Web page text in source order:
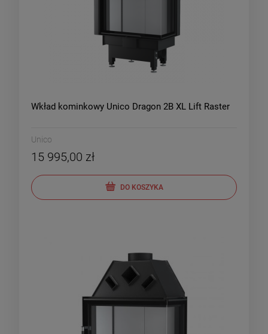
Wkład kominkowy Unico Dragon 2B XL Lift Raster
Unico
15 995,00 zł
DO KOSZYKA